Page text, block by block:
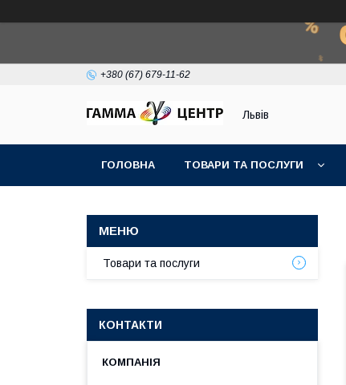
+380 (67) 679-11-62
Львів
ГОЛОВНА ТОВАРИ ТА ПОСЛУГИ
Товари та послуги
КОНТАКТИ